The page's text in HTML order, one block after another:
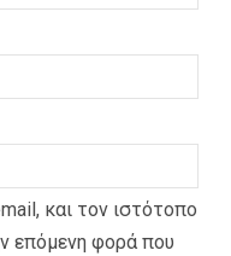
και τον ιστότοπο
επόμενη φορά που